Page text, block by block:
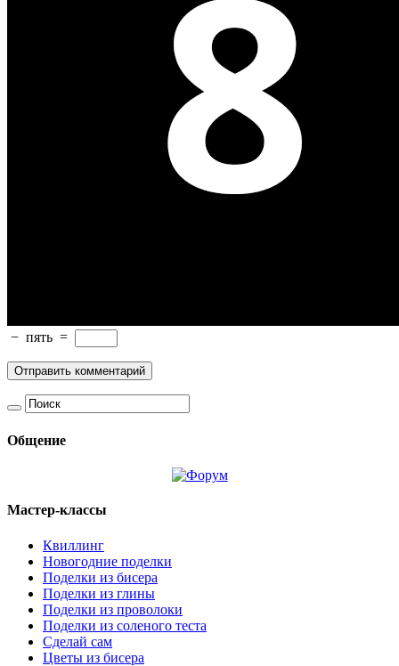
− пять =
Общение
Мастер-классы
Квиллинг
Новогодние поделки
Поделки из бисера
Поделки из глины
Поделки из проволоки
Поделки из соленого теста
Сделай сам
Цветы из бисера